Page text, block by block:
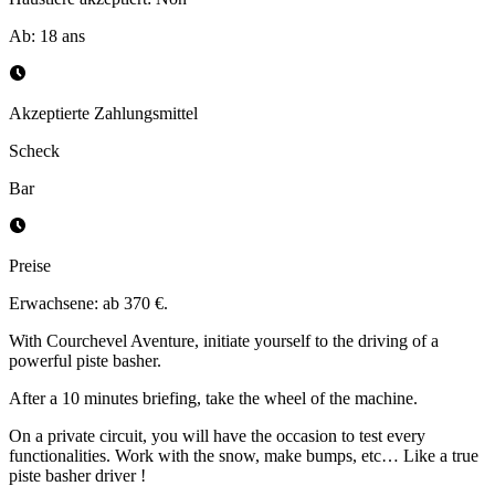
Ab: 18 ans
Akzeptierte Zahlungsmittel
Scheck
Bar
Preise
Erwachsene: ab 370 €.
With Courchevel Aventure, initiate yourself to the driving of a
powerful piste basher.
After a 10 minutes briefing, take the wheel of the machine.
On a private circuit, you will have the occasion to test every
functionalities. Work with the snow, make bumps, etc… Like a true
piste basher driver !